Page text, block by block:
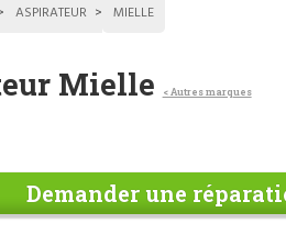
ASPIRATEUR MIELLE
Mielle < Autres marques
Demander une